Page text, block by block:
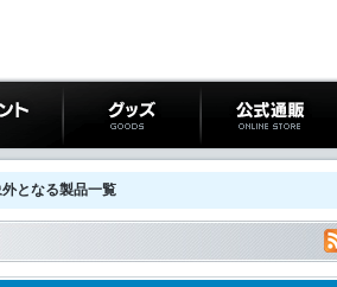
グッズ 公式通販
となる製品一覧